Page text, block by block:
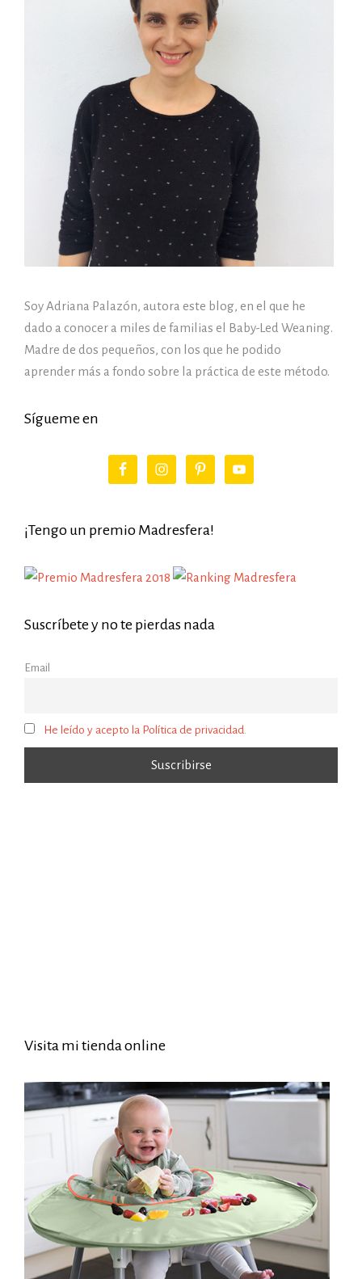
Soy Adriana Palazón, autora este blog, en el que he
dado a conocer a miles de familias el Baby-Led Weaning.
Madre de dos pequeños, con los que he podido
aprender más a fondo sobre la práctica de este método.
Sígueme en
¡Tengo un premio Madresfera!
Suscríbete y no te pierdas nada
Email
He leído y acepto la Política de privacidad.
Visita mi tienda online